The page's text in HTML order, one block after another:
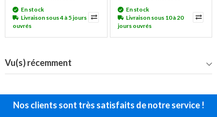
En stock
Livraison sous 4 à 5 jours
ouvrés
En stock
Livraison sous 10 à 20
jours ouvrés
Vu(s) récemment
Nos clients sont très satisfaits de notre service !